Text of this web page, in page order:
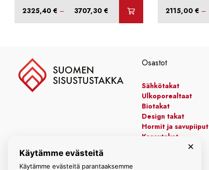
2325,40 € – 3707,30 € Hintaluokka:
2115,00 € –
Osastot
Sähkötakat
Ulkoporealtaat
Biotakat
Design takat
Hormit ja savupiiput
Kaasutakat
Kiertoilmatakat
×
Käytämme evästeitä
Käytämme evästeitä parantaaksemme